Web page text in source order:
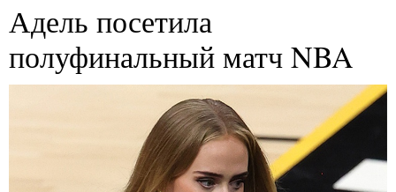
Адель посетила
полуфинальный матч NBA